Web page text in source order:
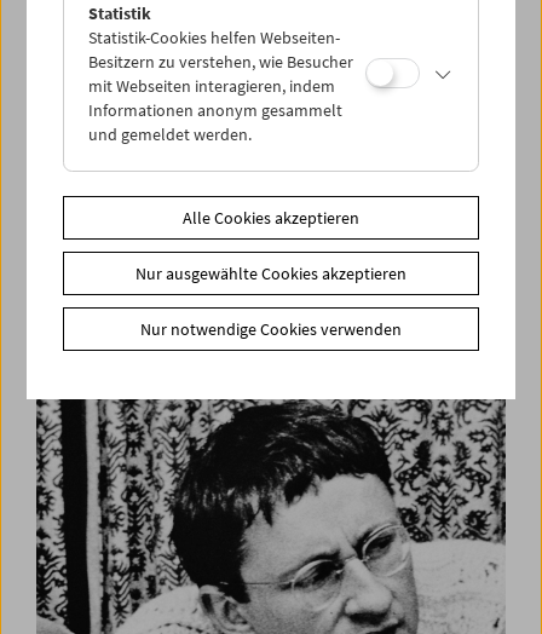
Kinoreal: Mark Jenkin
Statistik
Statistik-Cookies helfen Webseiten-
Besitzern zu verstehen, wie Besucher
mit Webseiten interagieren, indem
Informationen anonym gesammelt
und gemeldet werden.
Alle Cookies akzeptieren
Nur ausgewählte Cookies akzeptieren
Nur notwendige Cookies verwenden